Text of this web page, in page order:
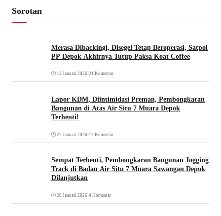
Sorotan
Merasa Dibackingi, Disegel Tetap Beroperasi, Satpol
PP Depok Akhirnya Tutup Paksa Koat Coffee
12 Januari 2026•21 Komentar
Lapor KDM, Diintimidasi Preman, Pembongkaran
Bangunan di Atas Air Situ 7 Muara Depok
Terhenti!
27 Januari 2026•17 Komentar
Sempat Terhenti, Pembongkaran Bangunan Jogging
Track di Badan Air Situ 7 Muara Sawangan Depok
Dilanjutkan
28 Januari 2026•4 Komentar